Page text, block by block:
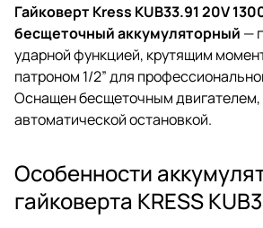
Гайковерт Kress KUB33.91 20V
бесщеточный аккумуляторный —
ударной функцией, крутящим
патроном 1/2” для
Оснащен бесщеточным двигателем,
автоматической остановкой.
Особенности
гайковерта KRESS